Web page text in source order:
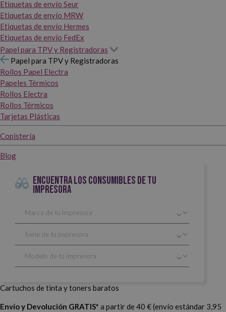
Etiquetas de envío Seur
Etiquetas de envío MRW
Etiquetas de envío Hermes
Etiquetas de envío FedEx
Papel para TPV y Registradoras
Papel para TPV y Registradoras
Rollos Papel Electra
Papeles Térmicos
Rollos Electra
Rollos Térmicos
Tarjetas Plásticas
Copistería
Blog
ENCUENTRA LOS CONSUMIBLES DE TU
IMPRESORA
Cartuchos de tinta y toners baratos
Envío y Devolución GRATIS* a partir de 40 € (envío estándar 3,95